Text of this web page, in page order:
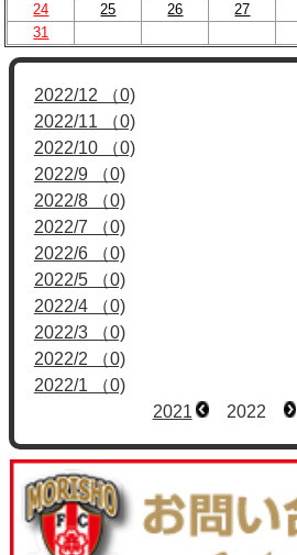
24
25 26 27
31
2022/12 （0)
2022/11 （0)
2022/10 （0)
2022/9 （0)
2022/8 （0)
2022/7 （0)
2022/6 （0)
2022/5 （0)
2022/4 （0)
2022/3 （0)
2022/2 （0)
2022/1 （0)
2021
2022